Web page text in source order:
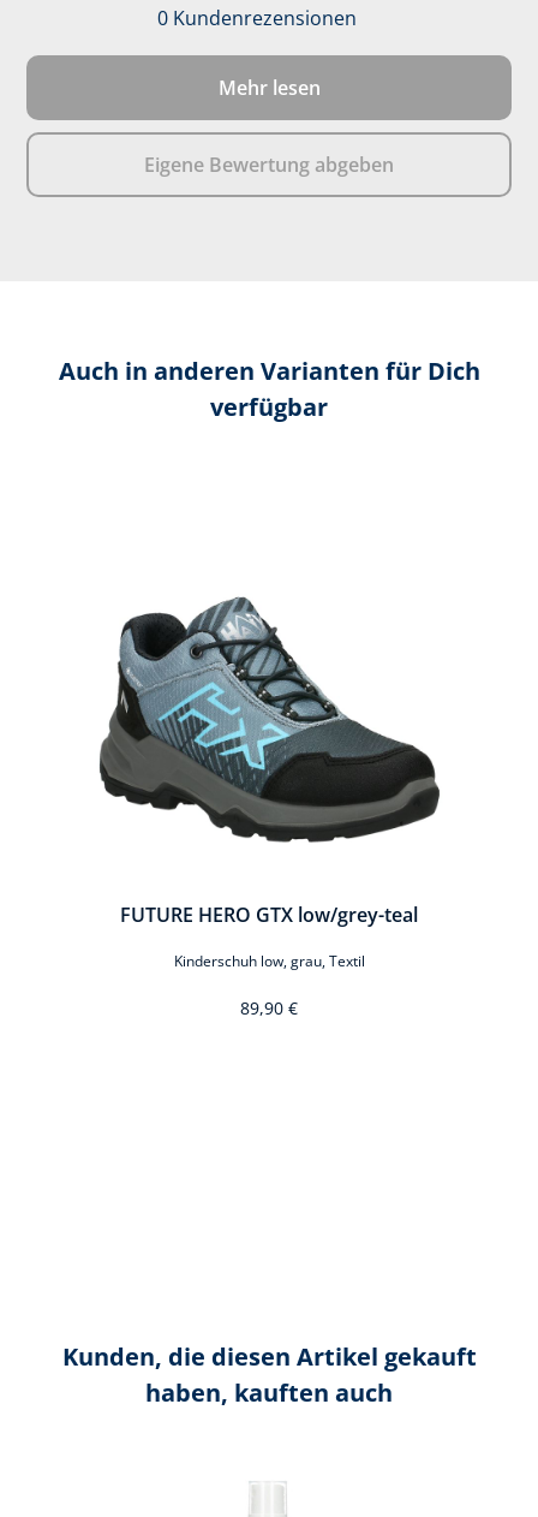
0 Kundenrezensionen
Mehr lesen
Eigene Bewertung abgeben
Auch in anderen Varianten für Dich
verfügbar
FUTURE HERO GTX low/grey-teal
Kinderschuh low, grau, Textil
89,90 €
Kunden, die diesen Artikel gekauft
haben, kauften auch
Produktgalerie überspringen